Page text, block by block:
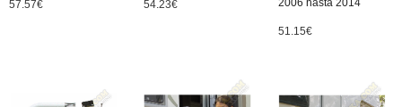
57.57€ 54.23€ 2006 hasta 2014
51.15€